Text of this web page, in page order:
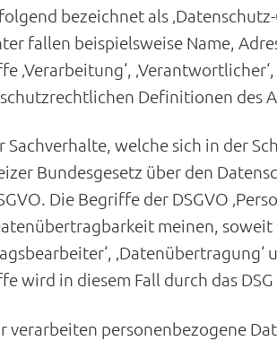
bezeichnet als
fallen beispielsweise Name,
‚Verarbeitung‘,
Definitionen des
Sachverhalte, welche sich in der
Bundesgesetz über den
Die Begriffe der DSGVO
meinen, soweit
wird in diesem Fall durch das
verarbeiten personenbezogene